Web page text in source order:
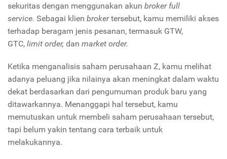
sekuritas dengan menggunakan akun broker full
service. Sebagai klien broker tersebut, kamu memiliki akses
terhadap beragam jenis pesanan, termasuk GTW,
GTC, limit order, dan market order.
Ketika menganalisis saham perusahaan Z, kamu melihat
adanya peluang jika nilainya akan meningkat dalam waktu
dekat berdasarkan dari pengumuman produk baru yang
ditawarkannya. Menanggapi hal tersebut, kamu
memutuskan untuk membeli saham perusahaan tersebut,
tapi belum yakin tentang cara terbaik untuk
melakukannya.